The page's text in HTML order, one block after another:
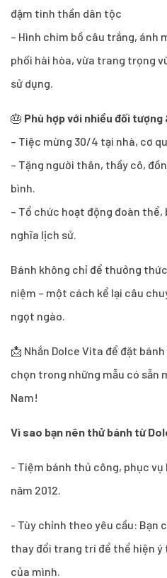
đậm tinh thần dân tộc
– Hình chim bồ câu trắng, ánh
phối hài hòa, vừa trang trọng
sử dụng.
🎂 Phù hợp với nhiều đối tượng
– Tiệc mừng 30/4 tại nhà, cơ
– Tặng người thân, thầy cô,
bình.
– Tổ chức hoạt động đoàn
nghĩa lịch sử.
Bánh không chỉ để thưởng
niệm – một cách kể lại câu
ngọt ngào.
📩 Nhắn Dolce Vita để đặt
chọn trong những mẫu có sẵn
Nam!
Vì sao bạn nên thử bánh từ
- Tiệm bánh thủ công, phục
năm 2012.
- Tùy chỉnh theo yêu cầu: Bạn
thay đổi trang trí để thể hiện ý
của mình.